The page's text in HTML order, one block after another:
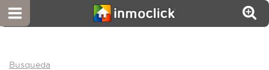
Busqueda